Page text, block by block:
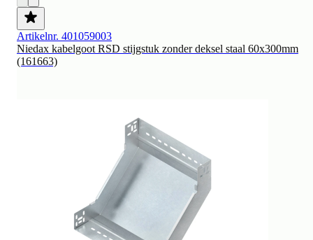
Artikelnr. 401059003
Niedax kabelgoot RSD stijgstuk zonder deksel staal 60x300mm
(161663)